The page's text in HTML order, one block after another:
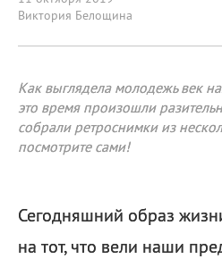
Виктория Белощина
Как выглядела молодежь век
это время произошли
собрали ретроснимки из
посмотрите сами!
Сегодняшний образ
на тот, что вели наши